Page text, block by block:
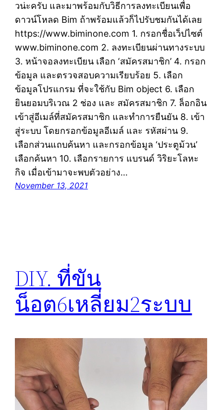
วน่ะครับ และมาพร้อมกับวิธีการลงทะเบียนเพื่อ
ดาวน์โหลด Bim ถ้าพร้อมแล้วก็ไปรับชมกันได้เลย
https://www.biminone.com 1. กรอกชื่อเว็ปไซต์
www.biminone.com 2. ลงทะเบียนผ่านทางระบบ
3. หน้าจอลงทะเบียน เลือก ‘สมัครสมาชิก’ 4. กรอก
ข้อมูล และตรวจสอบความเรียบร้อย 5. เลือก
ข้อมูลโปรแกรม ที่จะใช้กับ Bim object 6. เลือก
ยินยอมบริเวณ 2 ช่อง และ สมัครสมาชิก 7. ล็อกอิน
เข้าสู่อีเมล์ที่สมัครสมาชิก และทำการยืนยัน 8. เข้า
สู่ระบบ โดยกรอกข้อมูลอีเมล์ และ รหัสผ่าน 9.
เลือกส่วนแถบค้นหา และกรอกข้อมูล ‘ประตูม้วน’
เลือกค้นหา 10. เลือกรายการ แบรนด์ วิริยะโลหะ
กิจ เมื่อเข้ามาจะพบตัวอย่าง…
November 13, 2021
DIY. ที่ขัน
น็อต6เหลี่ยม2ระบบ